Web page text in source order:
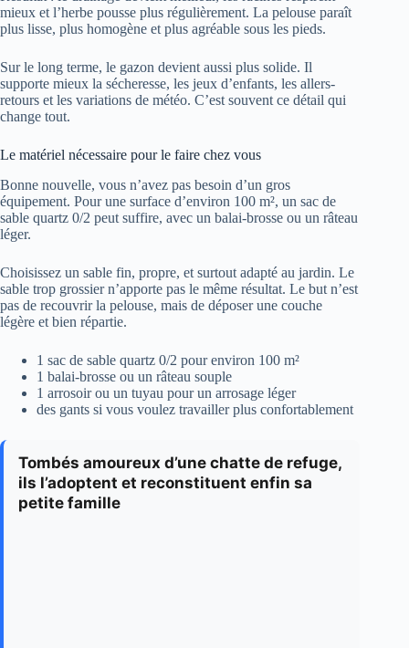
mieux et l’herbe pousse plus régulièrement. La pelouse paraît
plus lisse, plus homogène et plus agréable sous les pieds.
Sur le long terme, le gazon devient aussi plus solide. Il
supporte mieux la sécheresse, les jeux d’enfants, les allers-
retours et les variations de météo. C’est souvent ce détail qui
change tout.
Le matériel nécessaire pour le faire chez vous
Bonne nouvelle, vous n’avez pas besoin d’un gros
équipement. Pour une surface d’environ 100 m², un sac de
sable quartz 0/2 peut suffire, avec un balai-brosse ou un râteau
léger.
Choisissez un sable fin, propre, et surtout adapté au jardin. Le
sable trop grossier n’apporte pas le même résultat. Le but n’est
pas de recouvrir la pelouse, mais de déposer une couche
légère et bien répartie.
1 sac de sable quartz 0/2 pour environ 100 m²
1 balai-brosse ou un râteau souple
1 arrosoir ou un tuyau pour un arrosage léger
des gants si vous voulez travailler plus confortablement
Tombés amoureux d’une chatte de refuge,
ils l’adoptent et reconstituent enfin sa
petite famille